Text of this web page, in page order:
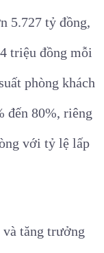
5.727 tỷ đồng,
triệu đồng mỗi
phòng khách
đến 80%, riêng
với tỷ lệ lấp
tăng trưởng